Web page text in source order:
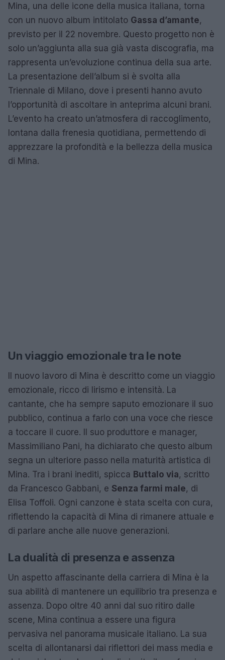
Mina, una delle icone della musica italiana, torna
con un nuovo album intitolato Gassa d’amante,
previsto per il 22 novembre. Questo progetto non è
solo un’aggiunta alla sua già vasta discografia, ma
rappresenta un’evoluzione continua della sua arte.
La presentazione dell’album si è svolta alla
Triennale di Milano, dove i presenti hanno avuto
l’opportunità di ascoltare in anteprima alcuni brani.
L’evento ha creato un’atmosfera di raccoglimento,
lontana dalla frenesia quotidiana, permettendo di
apprezzare la profondità e la bellezza della musica
di Mina.
Un viaggio emozionale tra le note
Il nuovo lavoro di Mina è descritto come un viaggio
emozionale, ricco di lirismo e intensità. La
cantante, che ha sempre saputo emozionare il suo
pubblico, continua a farlo con una voce che riesce
a toccare il cuore. Il suo produttore e manager,
Massimiliano Pani, ha dichiarato che questo album
segna un ulteriore passo nella maturità artistica di
Mina. Tra i brani inediti, spicca Buttalo via, scritto
da Francesco Gabbani, e Senza farmi male, di
Elisa Toffoli. Ogni canzone è stata scelta con cura,
riflettendo la capacità di Mina di rimanere attuale e
di parlare anche alle nuove generazioni.
La dualità di presenza e assenza
Un aspetto affascinante della carriera di Mina è la
sua abilità di mantenere un equilibrio tra presenza e
assenza. Dopo oltre 40 anni dal suo ritiro dalle
scene, Mina continua a essere una figura
pervasiva nel panorama musicale italiano. La sua
scelta di allontanarsi dai riflettori dei mass media e